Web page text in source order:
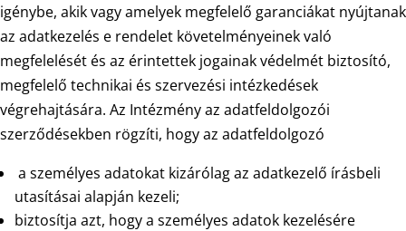
igénybe, akik vagy amelyek megfelelő garanciákat nyújtanak
az adatkezelés e rendelet követelményeinek való
megfelelését és az érintettek jogainak védelmét biztosító,
megfelelő technikai és szervezési intézkedések
végrehajtására. Az Intézmény az adatfeldolgozói
szerződésekben rögzíti, hogy az adatfeldolgozó
a személyes adatokat kizárólag az adatkezelő írásbeli
utasításai alapján kezeli;
biztosítja azt, hogy a személyes adatok kezelésére